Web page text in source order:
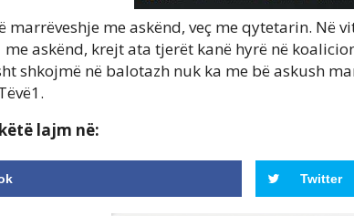
marrëveshje me askënd, veç me qytetarin. Në
me askënd, krejt ata tjerët kanë hyrë në
shkojmë në balotazh nuk ka me bë askush
lajm në:
Twitter